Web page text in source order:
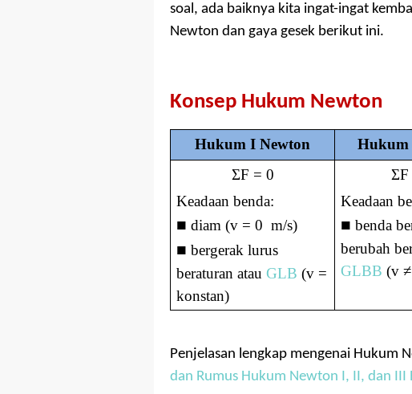
soal, ada baiknya kita ingat-ingat
Newton dan gaya gesek berikut ini.
Konsep Hukum Newton
Hukum I Newton Hukum
ΣF = 0 ΣF
Keadaan benda:
■ diam (v = 0 m/s)
■ bergerak lurus
beraturan atau GLB (v =
konstan)
Keadaan
■ benda
berubah
GLBB (v ≠
Penjelasan lengkap mengenai Hukum
dan Rumus Hukum Newton I, II, dan III